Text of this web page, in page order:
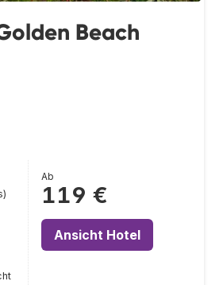
Beach
Ab
119 €
Ansicht Hotel